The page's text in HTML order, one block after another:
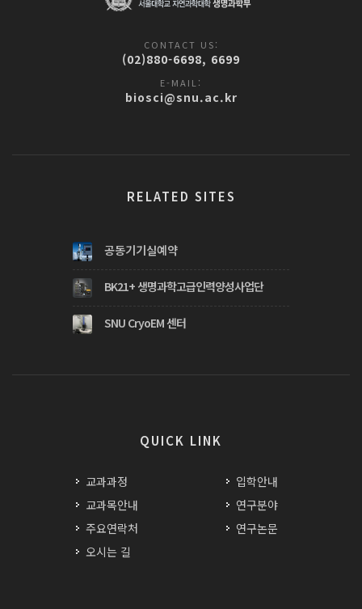
CONTACT US:
(02)880-6698, 6699
E-MAIL:
biosci@snu.ac.kr
RELATED SITES
공동기기실예약
BK21+ 생명과학고급인력양성사업단
SNU CryoEM 센터
QUICK LINK
교과과정
교과목안내
주요연락처
오시는 길
입학안내
연구분야
연구논문